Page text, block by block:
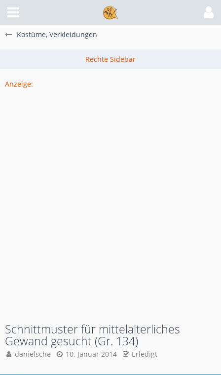
Kostüme, Verkleidungen
Anzeige:
Schnittmuster für mittelalterliches
Gewand gesucht (Gr. 134)
danielsche 10. Januar 2014 Erledigt